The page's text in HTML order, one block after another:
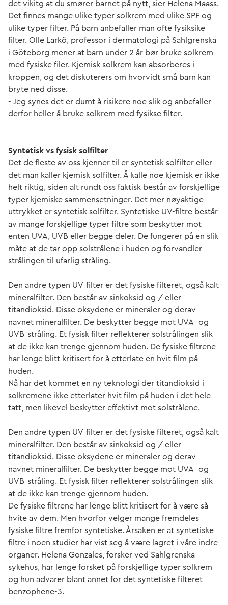
det vikitg at du smører barnet på nytt, sier Helena Maass.
Det finnes mange ulike typer solkrem med ulike SPF og
ulike typer filter. På barn anbefaller man ofte fysiksike
filter. Olle Larkö, professor i dermatologi på Sahlgrenska
i Göteborg mener at barn under 2 år bør bruke solkrem
med fysiske filer. Kjemisk solkrem kan absorberes i
kroppen, og det diskuterers om hvorvidt små barn kan
bryte ned disse.
- Jeg synes det er dumt å risikere noe slik og anbefaller
derfor heller å bruke solkrem med fysikse filter.
Syntetisk vs fysisk solfilter
Det de fleste av oss kjenner til er syntetisk solfilter eller
det man kaller kjemisk solfilter. Å kalle noe kjemisk er ikke
helt riktig, siden alt rundt oss faktisk består av forskjellige
typer kjemiske sammensetninger. Det mer nøyaktige
uttrykket er syntetisk solfilter. Syntetiske UV-filtre består
av mange forskjellige typer filtre som beskytter mot
enten UVA, UVB eller begge deler. De fungerer på en slik
måte at de tar opp solstrålene i huden og forvandler
strålingen til ufarlig stråling.
Den andre typen UV-filter er det fysiske filteret, også kalt
mineralfilter. Den består av sinkoksid og / eller
titandioksid. Disse oksydene er mineraler og derav
navnet mineralfilter. De beskytter begge mot UVA- og
UVB-stråling. Et fysisk filter reflekterer solstrålingen slik
at de ikke kan trenge gjennom huden. De fysiske filtrene
har lenge blitt kritisert for å etterlate en hvit film på
huden.
Nå har det kommet en ny teknologi der titandioksid i
solkremene ikke etterlater hvit film på huden i det hele
tatt, men likevel beskytter effektivt mot solstrålene.
Den andre typen UV-filter er det fysiske filteret, også kalt
mineralfilter. Den består av sinkoksid og / eller
titandioksid. Disse oksydene er mineraler og derav
navnet mineralfilter. De beskytter begge mot UVA- og
UVB-stråling. Et fysisk filter reflekterer solstrålingen slik
at de ikke kan trenge gjennom huden.
De fysiske filtrene har lenge blitt kritisert for å være så
hvite av dem. Men hvorfor velger mange fremdeles
fysiske filtre fremfor syntetiske. Årsaken er at syntetiske
filtre i noen studier har vist seg å være lagret i våre indre
organer. Helena Gonzales, forsker ved Sahlgrenska
sykehus, har lenge forsket på forskjellige typer solkrem
og hun advarer blant annet for det syntetiske filteret
benzophene-3.